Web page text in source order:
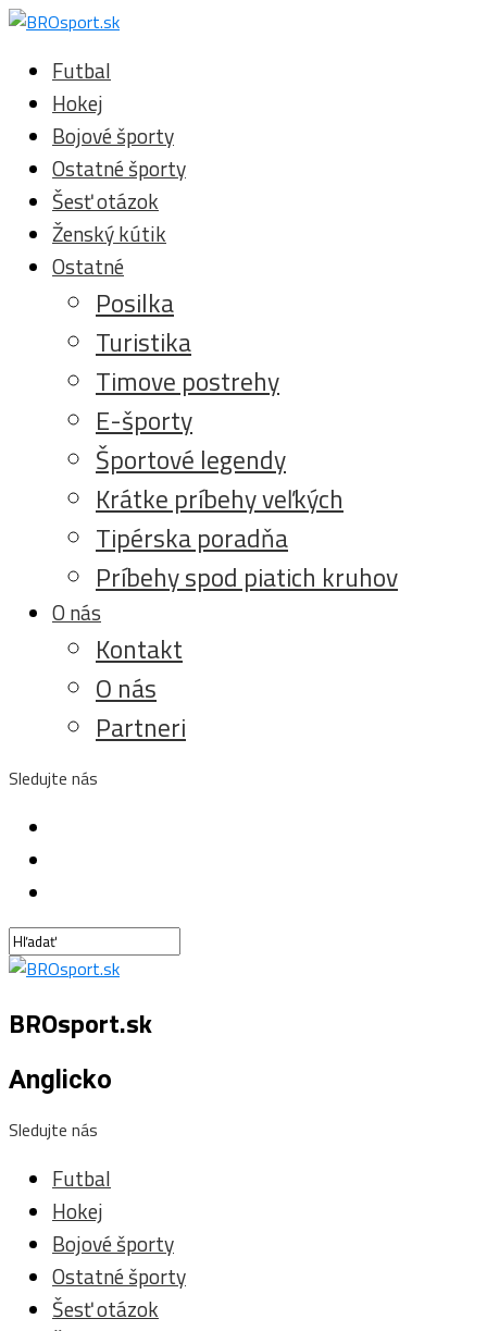
Futbal
Hokej
Bojové športy
Ostatné športy
Šesť otázok
Ženský kútik
Ostatné
Posilka
Turistika
Timove postrehy
E-športy
Športové legendy
Krátke príbehy veľkých
Tipérska poradňa
Príbehy spod piatich kruhov
O nás
Kontakt
O nás
Partneri
Sledujte nás
BROsport.sk
Anglicko
Sledujte nás
Futbal
Hokej
Bojové športy
Ostatné športy
Šesť otázok